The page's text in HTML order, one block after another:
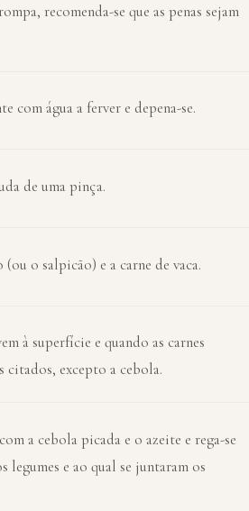
recomenda-se que as penas sejam
com água a ferver e depena-se.
de uma pinça.
o salpicão) e a carne de vaca.
à superfície e quando as carnes
citados, excepto a cebola.
a cebola picada e o azeite e rega-se
legumes e ao qual se juntaram os